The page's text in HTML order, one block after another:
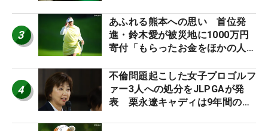
3
あふれる熊本への思い 首位発
進・鈴木愛が被災地に1000万円
寄付「もらったお金をほかの人
4
不倫問題起こした女子プロゴルフ
ァー3人への処分をJLPGAが発
表 栗永遼キャディは9年間の立